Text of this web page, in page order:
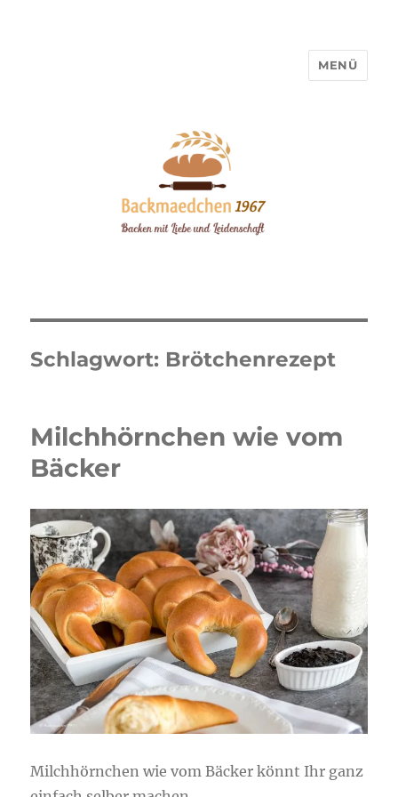
MENÜ
Schlagwort: Brötchenrezept
Milchhörnchen wie vom
Bäcker
Milchhörnchen wie vom Bäcker könnt Ihr ganz